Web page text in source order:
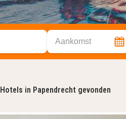
Aankomst
Hotels in Papendrecht gevonden